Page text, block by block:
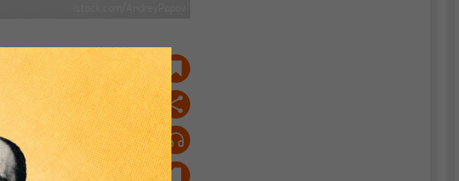
ihren
zu
der